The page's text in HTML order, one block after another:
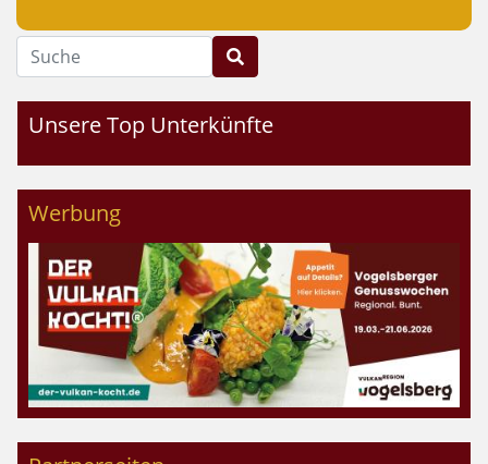
Suche
Unsere Top Unterkünfte
Werbung